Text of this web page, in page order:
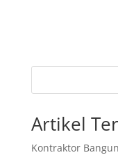
Artikel
Kontraktor